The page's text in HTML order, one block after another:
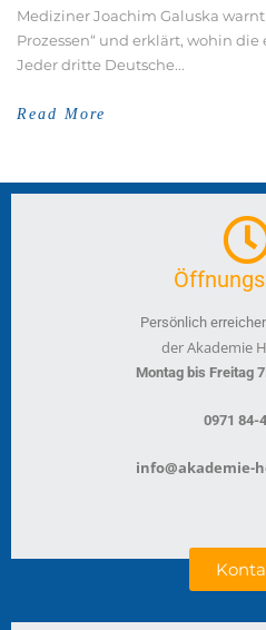
Mediziner Joachim Galuska
Prozessen“ und erklärt, wohin
Jeder dritte Deutsche...
Read More
Persönlich
der Akademie
Montag bis Freitag
0971 84-
info@akademie-